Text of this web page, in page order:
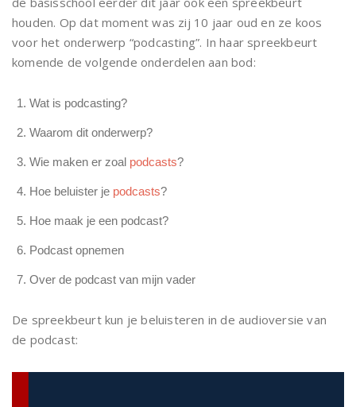
houden. Op dat moment was zij 10 jaar oud en ze koos
voor het onderwerp “podcasting”. In haar spreekbeurt
komende de volgende onderdelen aan bod:
Wat is podcasting?
Waarom dit onderwerp?
Wie maken er zoal podcasts?
Hoe beluister je podcasts?
Hoe maak je een podcast?
Podcast opnemen
Over de podcast van mijn vader
De spreekbeurt kun je beluisteren in de audioversie van
de podcast: